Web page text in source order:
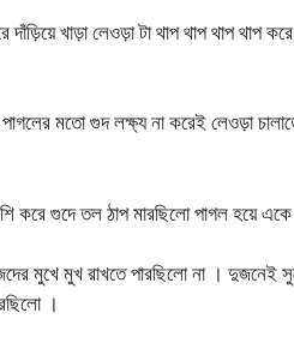
দাঁড়িয়ে খাড়া লেওড়া টা থাপ থাপ থাপ
মতো গুদ লক্ষ্য না করেই লেওড়া
করে গুদে তল ঠাপ মারছিলো পাগল হয়ে
মুখে মুখ রাখতে পারছিলো না । দুজনেই
।